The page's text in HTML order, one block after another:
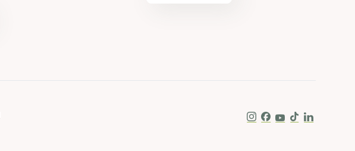
Instagram
Facebook
Youtube
Tik TokLinkedIn